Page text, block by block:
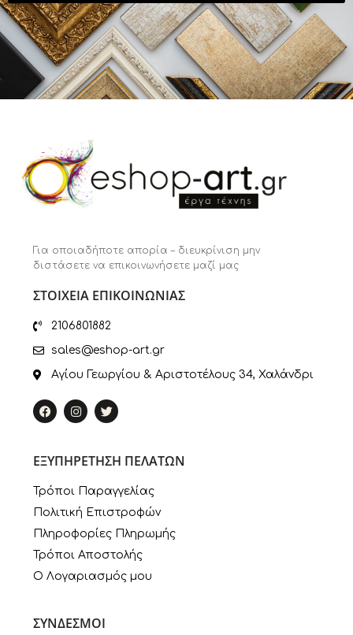
Για οποιαδήποτε απορία – διευκρίνιση μην
διστάσετε να επικοινωνήσετε μαζί μας
ΣΤΟΙΧΕΙΑ ΕΠΙΚΟΙΝΩΝΙΑΣ
2106801882
sales@eshop-art.gr
Αγίου Γεωργίου & Αριστοτέλους 34, Χαλάνδρι
ΕΞΥΠΗΡΕΤΗΣΗ ΠΕΛΑΤΩΝ
Τρόποι Παραγγελίας
Πολιτική Επιστροφών
Πληροφορίες Πληρωμής
Τρόποι Αποστολής
Ο Λογαριασμός μου
ΣΥΝΔΕΣΜΟΙ